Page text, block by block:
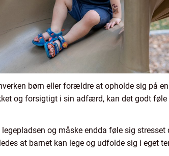
børn eller forældre at opholde sig på
og forsigtigt i sin adfærd, kan det godt
og måske endda føle sig stresset
at barnet kan lege og udfolde sig i eget